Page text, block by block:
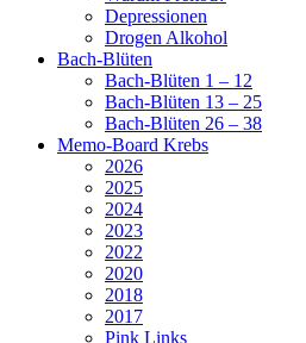
Depressionen
Drogen Alkohol
Bach-Blüten
Bach-Blüten 1 – 12
Bach-Blüten 13 – 25
Bach-Blüten 26 – 38
Memo-Board Krebs
2026
2025
2024
2023
2022
2020
2018
2017
Pink Links